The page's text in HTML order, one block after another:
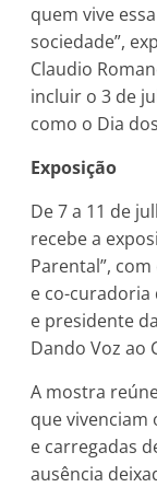
quem vive
sociedade”,
Claudio
incluir o 3 de
como o Dia
Exposição
De 7 a 11 de
recebe a
Parental”,
e co-curadoria
e presidente
Dando Voz ao
A mostra
que vivenciam
e carregadas
ausência